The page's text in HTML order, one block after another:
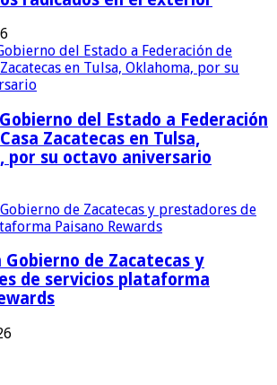
del Estado a Federación
Zacatecas en Tulsa,
por su octavo aniversario
Gobierno de Zacatecas y
de servicios plataforma